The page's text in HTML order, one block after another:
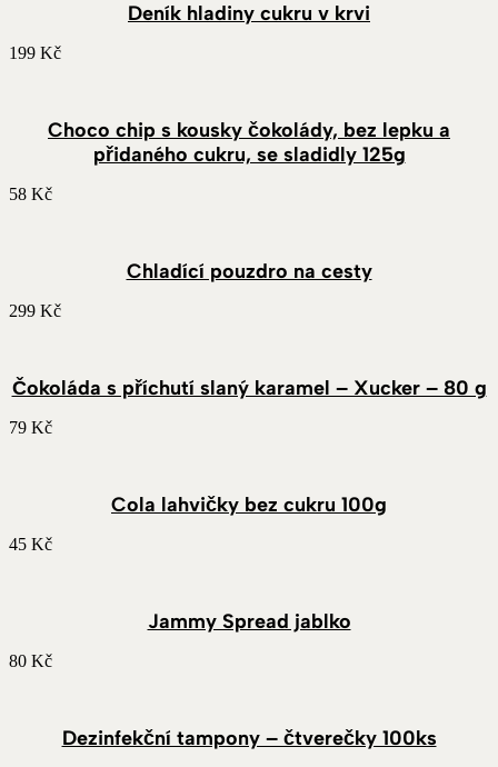
Deník hladiny cukru v krvi
199 Kč
Choco chip s kousky čokolády, bez lepku a
přidaného cukru, se sladidly 125g
58 Kč
Chladící pouzdro na cesty
299 Kč
Čokoláda s příchutí slaný karamel – Xucker – 80 g
79 Kč
Cola lahvičky bez cukru 100g
45 Kč
Jammy Spread jablko
80 Kč
Dezinfekční tampony – čtverečky 100ks